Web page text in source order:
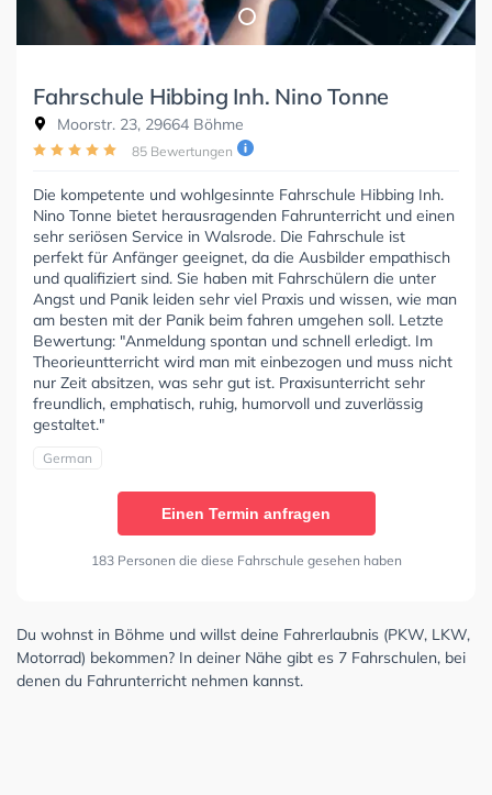
Fahrschule Hibbing Inh. Nino Tonne
Moorstr. 23, 29664 Böhme
85 Bewertungen
Die kompetente und wohlgesinnte Fahrschule Hibbing Inh.
Nino Tonne bietet herausragenden Fahrunterricht und einen
sehr seriösen Service in Walsrode. Die Fahrschule ist
perfekt für Anfänger geeignet, da die Ausbilder empathisch
und qualifiziert sind. Sie haben mit Fahrschülern die unter
Angst und Panik leiden sehr viel Praxis und wissen, wie man
am besten mit der Panik beim fahren umgehen soll. Letzte
Bewertung: "Anmeldung spontan und schnell erledigt. Im
Theorieuntterricht wird man mit einbezogen und muss nicht
nur Zeit absitzen, was sehr gut ist. Praxisunterricht sehr
freundlich, emphatisch, ruhig, humorvoll und zuverlässig
gestaltet."
German
Einen Termin anfragen
183 Personen die diese Fahrschule gesehen haben
Du wohnst in Böhme und willst deine Fahrerlaubnis (PKW, LKW,
Motorrad) bekommen? In deiner Nähe gibt es 7 Fahrschulen, bei
denen du Fahrunterricht nehmen kannst.